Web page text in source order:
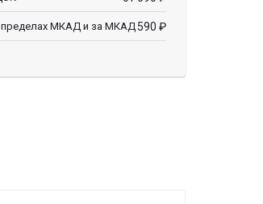
пределах МКАД и за МКАД590 ₽